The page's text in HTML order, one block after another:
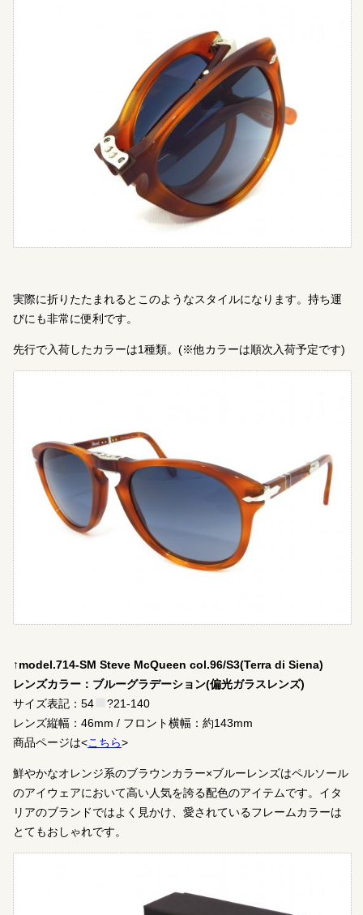
実際に折りたたまれるとこのようなスタイルになります。持ち運
びにも非常に便利です。
先行で入荷したカラーは1種類。(※他カラーは順次入荷予定です)
↑model.714-SM Steve McQueen col.96/S3(Terra di Siena)
レンズカラー：ブルーグラデーション(偏光ガラスレンズ)
サイズ表記：54
?21-140
レンズ縦幅：46mm / フロント横幅：約143mm
商品ページは<こちら>
鮮やかなオレンジ系のブラウンカラー×ブルーレンズはペルソール
のアイウェアにおいて高い人気を誇る配色のアイテムです。イタ
リアのブランドではよく見かけ、愛されているフレームカラーは
とてもおしゃれです。